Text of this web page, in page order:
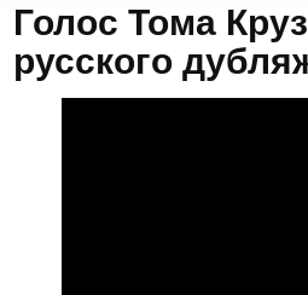
Голос Тома
русского